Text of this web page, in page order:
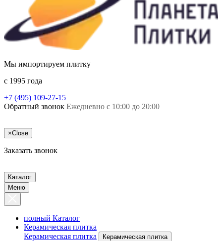
Мы импортируем плитку
c 1995 года
+7 (495) 109-27-15
Обратный звонок Ежедневно с 10:00 до 20:00
×Close
Заказать звонок
Каталог
Меню
полный Каталог
Керамическая плитка
Керамическая плитка
Керамическая плитка